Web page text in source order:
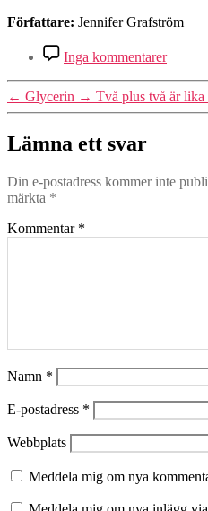
Författare: Jennifer Grafström
Inga kommentarertill
Jakten
på
← Glycerin → Två plus två är lika
Lämna ett svar
Din e-postadress kommer inte
märkta *
Kommentar *
Namn *
E-postadress *
Webbplats
Meddela mig om nya